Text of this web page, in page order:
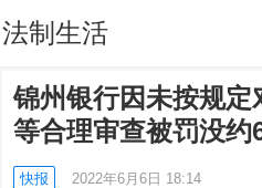
法制生活
锦州银行因未按规
等合理审查被罚没约
快报 2022年6月6日 18:14